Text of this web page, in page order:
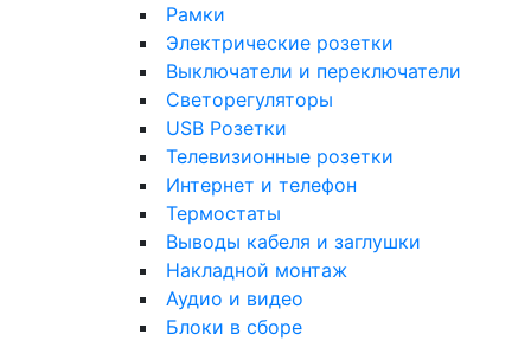
Рамки
Электрические розетки
Выключатели и переключатели
Светорегуляторы
USB Розетки
Телевизионные розетки
Интернет и телефон
Термостаты
Выводы кабеля и заглушки
Накладной монтаж
Аудио и видео
Блоки в сборе